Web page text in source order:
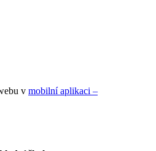
v mobilní aplikaci –